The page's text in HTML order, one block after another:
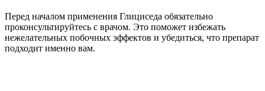
Перед началом применения Глициседа обязательно
проконсультируйтесь с врачом. Это поможет избежать
нежелательных побочных эффектов и убедиться, что препарат
подходит именно вам.